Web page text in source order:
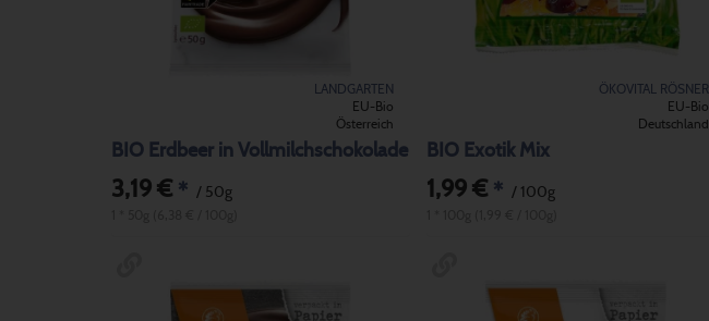
LANDGARTEN
EU-Bio
Österreich
BIO Erdbeer in Vollmilchschokolade
3,19 € * / 50g
ÖKOVITAL RÖSNER
EU-Bio
Deutschland
BIO Exotik Mix
1,99 €* / 100g